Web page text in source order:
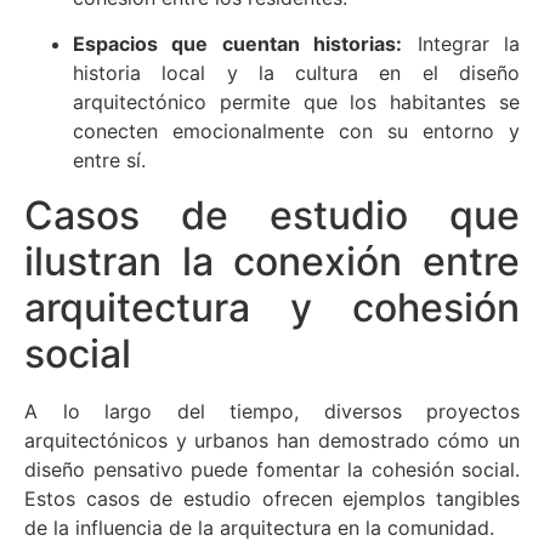
Espacios que cuentan historias: Integrar la
historia local y la cultura en el diseño
arquitectónico permite que los habitantes se
conecten emocionalmente con su entorno y
entre sí.
Casos de estudio que
ilustran la conexión entre
arquitectura y cohesión
social
A lo largo del tiempo, diversos proyectos
arquitectónicos y urbanos han demostrado cómo un
diseño pensativo puede fomentar la cohesión social.
Estos casos de estudio ofrecen ejemplos tangibles
de la influencia de la arquitectura en la comunidad.